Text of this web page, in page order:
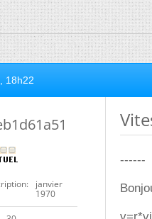
18h22
janvier
1970
------